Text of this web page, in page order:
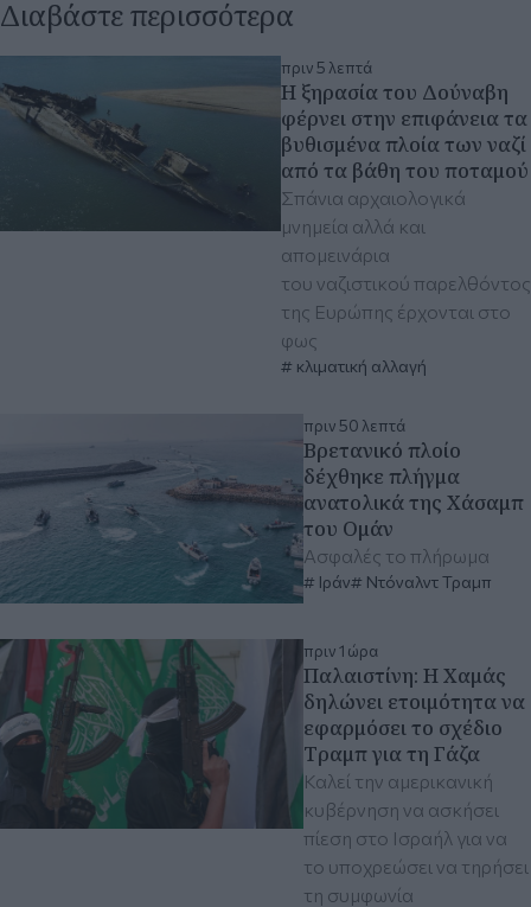
Διαβάστε περισσότερα
πριν 5 λεπτά
Η ξηρασία του Δούναβη
φέρνει στην επιφάνεια τα
βυθισμένα πλοία των ναζί
από τα βάθη του ποταμού
Σπάνια αρχαιολογικά
μνημεία αλλά και
απομεινάρια
του ναζιστικού παρελθόντος
της Ευρώπης έρχονται στο
φως
κλιματική αλλαγή
πριν 50 λεπτά
Βρετανικό πλοίο
δέχθηκε πλήγμα
ανατολικά της Χάσαμπ
του Ομάν
Aσφαλές το πλήρωμα
Ιράν Ντόναλντ Τραμπ
πριν 1 ώρα
Παλαιστίνη: Η Χαμάς
δηλώνει ετοιμότητα να
εφαρμόσει το σχέδιο
Tραμπ για τη Γάζα
Καλεί την αμερικανική
κυβέρνηση να ασκήσει
πίεση στο Ισραήλ για να
το υποχρεώσει να τηρήσει
τη συμφωνία